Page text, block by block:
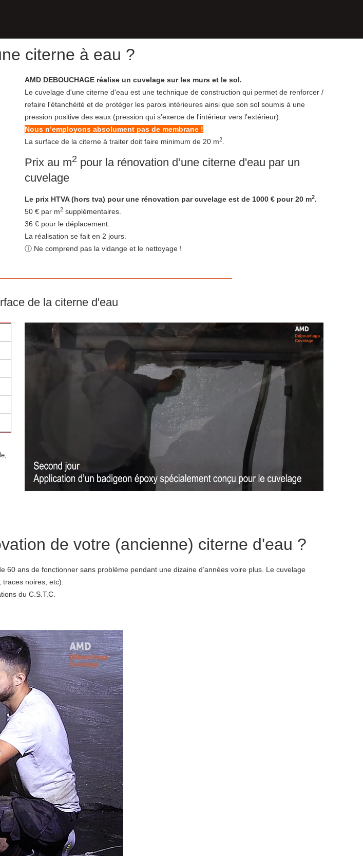
citerne à eau ?
AMD DEBOUCHAGE réalise un cuvelage sur les murs et le sol.
Le cuvelage d'une citerne d'eau est une technique de construction qui permet de renforcer /
refaire l'étanchéité et de protéger les parois intérieures ainsi que son sol soumis à une
pression positive des eaux (pression qui s'exerce de l'intérieur vers l'extérieur).
Nous n’employons absolument pas de membrane !
La surface de la citerne à traiter doit faire minimum de 20 m2.
Prix au m2 pour la rénovation d’une citerne d'eau par un
cuvelage
Le prix HTVA (hors tva) pour une rénovation par cuvelage est de 1000 € pour 20 m2.
50 € par m2supplémentaires.
36 € pour le déplacement.
La réalisation se fait en 2 jours.
Ⓘ Ne comprend pas la vidange et le nettoyage !
de la citerne d'eau
de votre (ancienne) citerne d'eau ?
ans de fonctionner sans problème pendant une dizaine d’années voire plus. Le cuvelage
noires, etc).
du C.S.T.C.